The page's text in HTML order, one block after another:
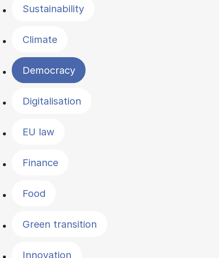
Sustainability
Climate
Democracy
Digitalisation
EU law
Finance
Food
Green transition
Innovation